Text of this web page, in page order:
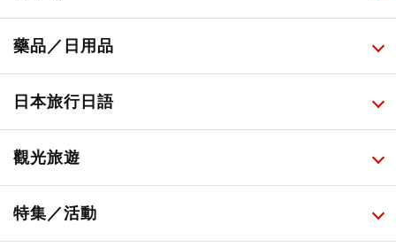
必吃的日式早餐
日本酒達人
藥妝店化妝品
健康/美容儀器
廚房家電
所有
伴手禮排行榜
免稅商店
藥品／日用品
所有
百圓商店
日常用藥
日本旅行日語
所有
觀光旅遊
所有
特集／活動